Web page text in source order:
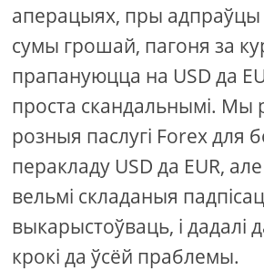
аперацыях, пры
сумы грошай, пагоня за
прапануюцца на USD да
проста скандальнымі. Мы
розныя паслугі Forex для
перакладу USD да EUR,
вельмі складаныя
выкарыстоўваць, і дадалі
крокі да ўсёй праблемы.